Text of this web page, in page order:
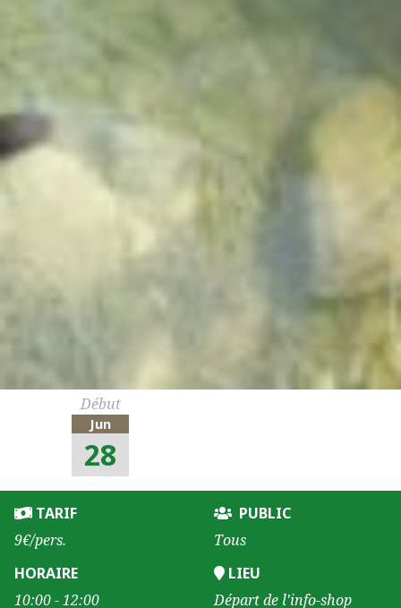
Début
Jun
28
TARIF
9€/pers.
PUBLIC
Tous
HORAIRE
10:00 - 12:00
LIEU
Départ de l'info-shop